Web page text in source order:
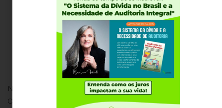
Elevação da Taxa SELIC
Em 19/01/2011, passou de 10,75% para 11,25%
Em 02/03/2011, novo aumento para 11,75%
Em 20/04/2011, aumentou para 12% !
Nem mesmo o Banco Central conseguiu apresentar à
CPI justificativas técnicas ou minimamente razoáveis